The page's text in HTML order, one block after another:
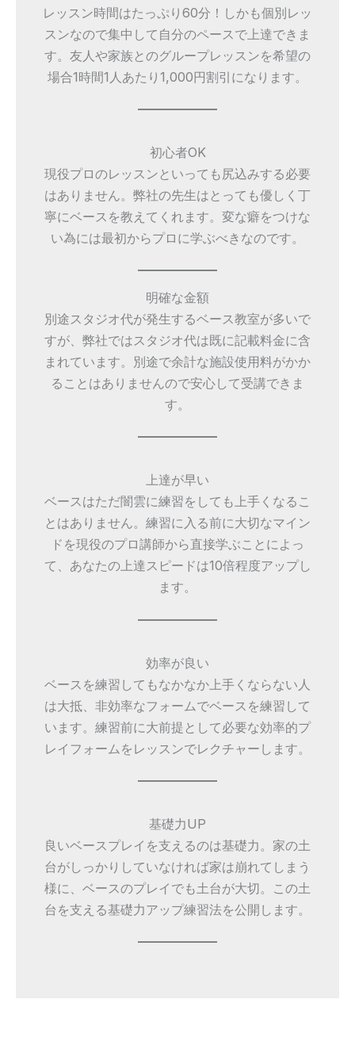
レッスン時間はたっぷり60分！しかも個別レッ
スンなので集中して自分のペースで上達できま
す。友人や家族とのグループレッスンを希望の
場合1時間1人あたり1,000円割引になります。
初心者OK
現役プロのレッスンといっても尻込みする必要
はありません。弊社の先生はとっても優しく丁
寧にベースを教えてくれます。変な癖をつけな
い為には最初からプロに学ぶべきなのです。
明確な金額
別途スタジオ代が発生するベース教室が多いで
すが、弊社ではスタジオ代は既に記載料金に含
まれています。別途で余計な施設使用料がかか
ることはありませんので安心して受講できま
す。
上達が早い
ベースはただ闇雲に練習をしても上手くなるこ
とはありません。練習に入る前に大切なマイン
ドを現役のプロ講師から直接学ぶことによっ
て、あなたの上達スピードは10倍程度アップし
ます。
効率が良い
ベースを練習してもなかなか上手くならない人
は大抵、非効率なフォームでベースを練習して
います。練習前に大前提として必要な効率的プ
レイフォームをレッスンでレクチャーします。
基礎力UP
良いベースプレイを支えるのは基礎力。家の土
台がしっかりしていなければ家は崩れてしまう
様に、ベースのプレイでも土台が大切。この土
台を支える基礎力アップ練習法を公開します。